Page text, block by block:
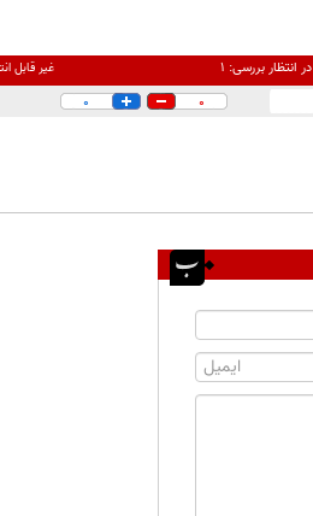
در انتظار بررسی: ۱ غیر قابل
0
0